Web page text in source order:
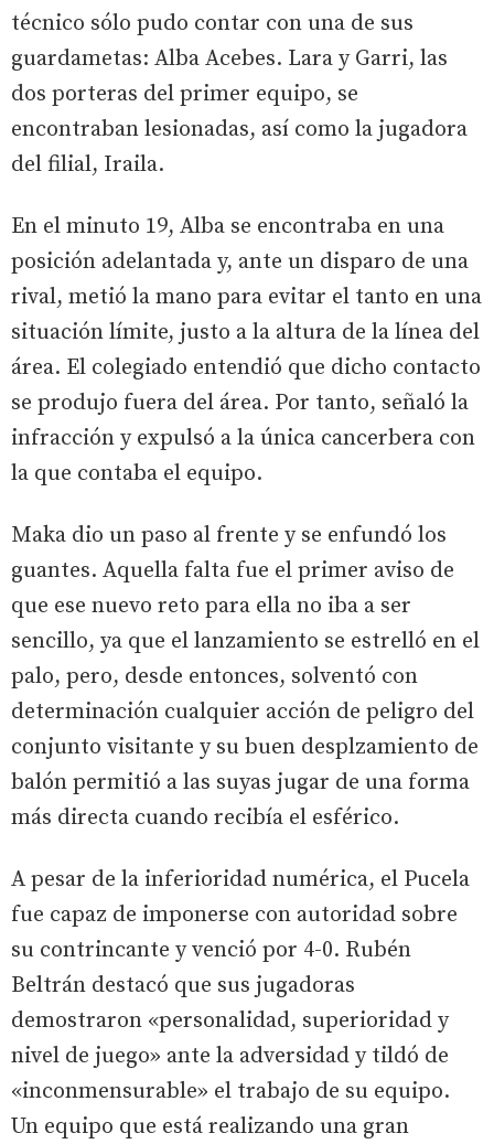
técnico sólo pudo contar con una de sus
guardametas: Alba Acebes. Lara y Garri, las
dos porteras del primer equipo, se
encontraban lesionadas, así como la jugadora
del filial, Iraila.
En el minuto 19, Alba se encontraba en una
posición adelantada y, ante un disparo de una
rival, metió la mano para evitar el tanto en una
situación límite, justo a la altura de la línea del
área. El colegiado entendió que dicho contacto
se produjo fuera del área. Por tanto, señaló la
infracción y expulsó a la única cancerbera con
la que contaba el equipo.
Maka dio un paso al frente y se enfundó los
guantes. Aquella falta fue el primer aviso de
que ese nuevo reto para ella no iba a ser
sencillo, ya que el lanzamiento se estrelló en el
palo, pero, desde entonces, solventó con
determinación cualquier acción de peligro del
conjunto visitante y su buen desplzamiento de
balón permitió a las suyas jugar de una forma
más directa cuando recibía el esférico.
A pesar de la inferioridad numérica, el Pucela
fue capaz de imponerse con autoridad sobre
su contrincante y venció por 4-0. Rubén
Beltrán destacó que sus jugadoras
demostraron «personalidad, superioridad y
nivel de juego» ante la adversidad y tildó de
«inconmensurable» el trabajo de su equipo.
Un equipo que está realizando una gran